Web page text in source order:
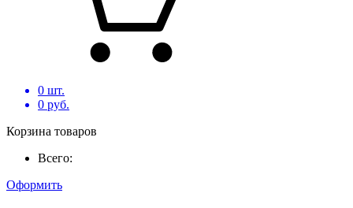
0 шт.
0 руб.
Корзина товаров
Всего:
Оформить